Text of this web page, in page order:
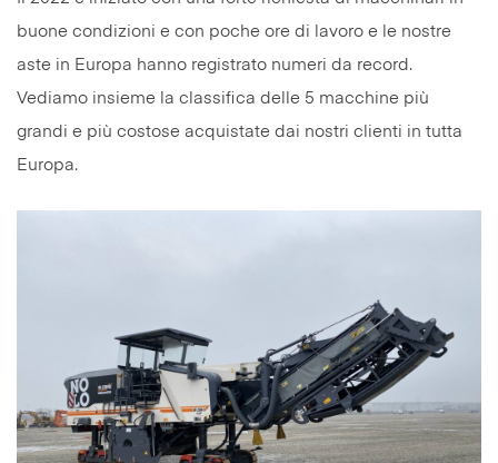
buone condizioni e con poche ore di lavoro e le nostre
aste in Europa hanno registrato numeri da record.
Vediamo insieme la classifica delle 5 macchine più
grandi e più costose acquistate dai nostri clienti in tutta
Europa.